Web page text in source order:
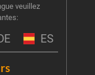
veuillez
ES